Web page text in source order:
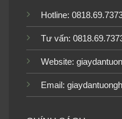
Hotline:
Tư vấn:
Website:
Email: